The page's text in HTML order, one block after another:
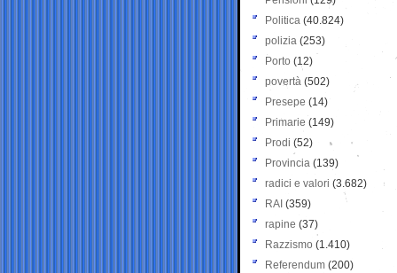
Politica (40.824)
polizia (253)
Porto (12)
povertà (502)
Presepe (14)
Primarie (149)
Prodi (52)
Provincia (139)
radici e valori (3.682)
RAI (359)
rapine (37)
Razzismo (1.410)
Referendum (200)